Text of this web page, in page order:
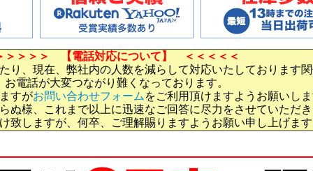
＞＞＞＞ 【電話対応について】 ＜＜＜＜＜
り、現在、弊社内の人数を減らして対応いたしております
お電話が大変つながり難くなっております。
すがお問い合わせフォーム をご利用頂けますようお願いし
ぬ様、これまで以上に迅速なご回答に尽力をさせていただ
致しますが、何卒、ご理解賜りますようお願い申し上げま